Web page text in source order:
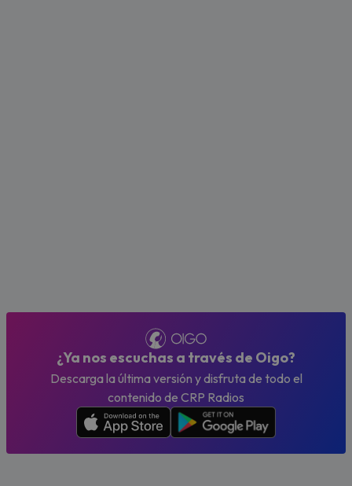
¿Ya nos escuchas a través de Oigo?
Descarga la última versión y disfruta de todo el
contenido de CRP Radios